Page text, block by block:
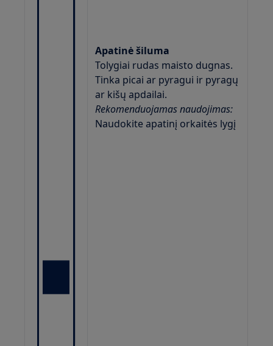
Apatinė šiluma
Tolygiai rudas maisto dugnas.
Tinka picai ar pyragui ir pyragų
ar kišų apdailai.
Rekomenduojamas naudojimas:
Naudokite apatinį orkaitės lygį